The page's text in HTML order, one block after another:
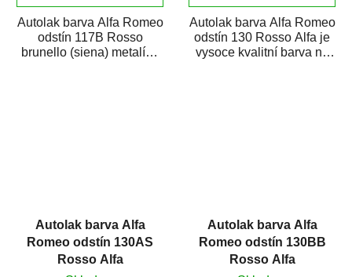
Autolak barva Alfa Romeo
odstín 117B Rosso
brunello (siena) metalíza
Autolak barva Alfa Romeo
odstín 130 Rosso Alfa je
vysoce kvalitní barva na
Autolak barva Alfa
Romeo odstín 130AS
Rosso Alfa
Autolak barva Alfa
Romeo odstín 130BB
Rosso Alfa